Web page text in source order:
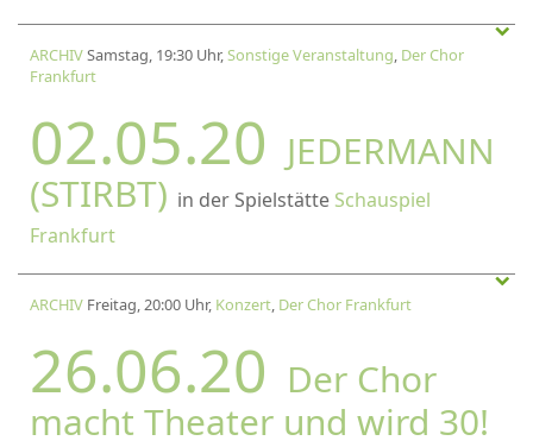
ARCHIVSamstag, 19:30 Uhr,Sonstige Veranstaltung, Der Chor
Frankfurt
02.05.20 JEDERMANN
(STIRBT) in der Spielstätte Schauspiel
Frankfurt
ARCHIV Freitag, 20:00 Uhr, Konzert, Der Chor Frankfurt
26.06.20 Der Chor
macht Theater und wird 30!